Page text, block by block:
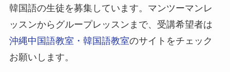
韓国語の生徒を募集しています。マンツーマンレ
ッスンからグループレッスンまで、受講希望者は
沖縄中国語教室・韓国語教室のサイトをチェック
お願いします。